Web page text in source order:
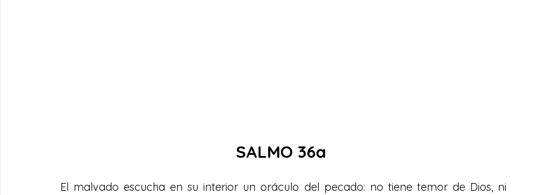
SALMO 36a
El malvado escucha en su interior un oráculo del pecado: no tiene temor de Dios, ni